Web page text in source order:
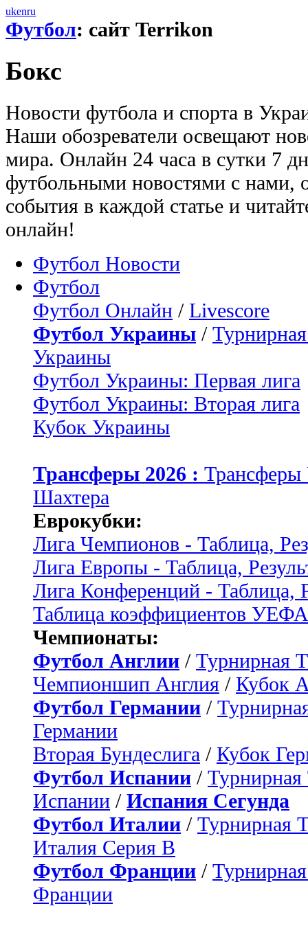
ukenru
Футбол: сайт Terrikon
Бокс
Новости футбола и спорта в
Наши обозреватели освещают
мира. Онлайн 24 часа в сутки 7
футбольными новостями с нами,
события в каждой статье и
онлайн!
Футбол Новости
Футбол
Футбол Онлайн / Livescore
Футбол Украины /
Украины
Футбол Украины: Первая лига
Футбол Украины: Вторая лига
Кубок Украины
Трансферы 2026 :
Шахтера
Еврокубки:
Лига Чемпионов - Таблица,
Лига Европы - Таблица,
Лига Конференций - Таблица,
Таблица коэффициентов УЕФА
Чемпионаты:
Футбол Англии / Турнирная
Чемпионшип Англия / Кубок
Футбол Германии /
Германии
Вторая Бундеслига / Кубок
Футбол Испании / Турнирная
Испании / Испания Сегунда
Футбол Италии / Турнирная
Италия Серия B
Футбол Франции /
Франции